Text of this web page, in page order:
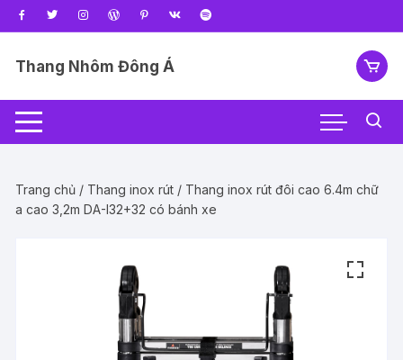
Chuyển
tới
dungThang Nhôm Đông Á
Trang chủ / Thang inox rút / Thang inox rút đôi cao 6.4m chữ
a cao 3,2m DA-I32+32 có bánh xe